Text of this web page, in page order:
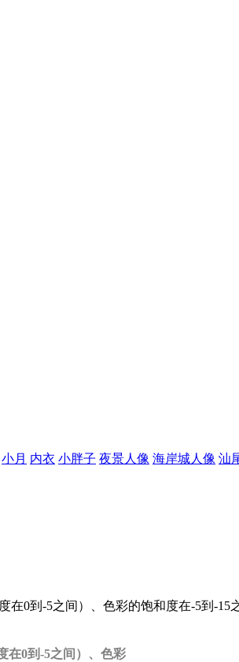
小月 内衣 小胖子 夜景人像 海岸城人像 汕
0到-5之间）、色彩的饱和度在-5到-
0到-5之间）、色彩